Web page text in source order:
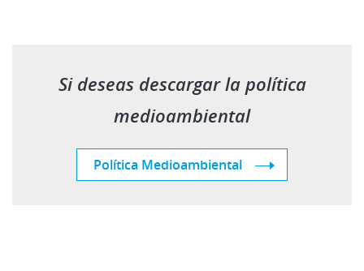
Si deseas descargar la política
medioambiental
Política Medioambiental